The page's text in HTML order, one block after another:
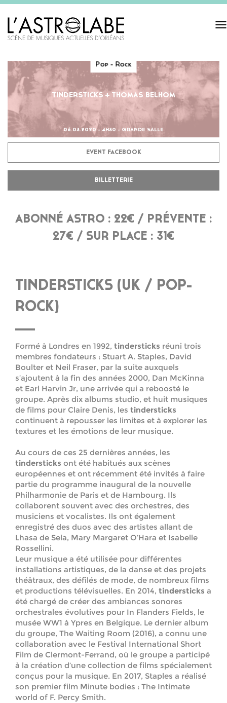
Pop - Rock
TINDERSTICKS + THOMAS BELHOM
06.03.2020 - 4H30 - GRANDE SALLE
EVENT FACEBOOK
BILLETTERIE
ABONNÉ ASTRO : 22€ / PRÉVENTE :
27€ / SUR PLACE : 31€
TINDERSTICKS (UK / POP-
ROCK)
Formé à Londres en 1992, tindersticks réuni trois
membres fondateurs : Stuart A. Staples, David
Boulter et Neil Fraser, par la suite auxquels
s’ajoutent à la fin des années 2000, Dan McKinna
et Earl Harvin Jr, une arrivée qui a reboosté le
groupe. Après dix albums studio, et huit musiques
de films pour Claire Denis, les tindersticks
continuent à repousser les limites et à explorer les
textures et les émotions de leur musique.
Au cours de ces 25 dernières années, les
tindersticks ont été habitués aux scènes
européennes et ont récemment été invités à faire
partie du programme inaugural de la nouvelle
Philharmonie de Paris et de Hambourg. Ils
collaborent souvent avec des orchestres, des
musiciens et vocalistes. Ils ont également
enregistré des duos avec des artistes allant de
Lhasa de Sela, Mary Margaret O’Hara et Isabelle
Rossellini.
Leur musique a été utilisée pour différentes
installations artistiques, de la danse et des projets
théâtraux, des défilés de mode, de nombreux films
et productions télévisuelles. En 2014, tindersticks a
été chargé de créer des ambiances sonores
orchestrales évolutives pour In Flanders Fields, le
musée WW1 à Ypres en Belgique. Le dernier album
du groupe, The Waiting Room (2016), a connu une
collaboration avec le Festival International Short
Film de Clermont-Ferrand, où le groupe a participé
à la création d’une collection de films spécialement
conçus pour la musique. En 2017, Staples a réalisé
son premier film Minute bodies : The Intimate
world of F. Percy Smith.